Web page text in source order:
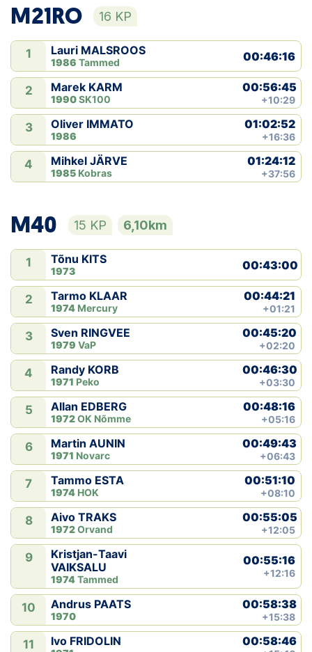
M21RO 16 KP
1 Lauri MALSROOS
1986 Tammed 00:46:16
2 Marek KARM
1990SK100
00:56:45
+10:29
3 Oliver IMMATO
1986
01:02:52
+16:36
4 Mihkel JÄRVE
1985 Kobras
01:24:12
+37:56
M40 15 KP 6,10km
1 Tõnu KITS
1973 00:43:00
2 Tarmo KLAAR
1974 Mercury
00:44:21
+01:21
3 Sven RINGVEE
1979 VaP
00:45:20
+02:20
4 Randy KORB
1971 Peko
00:46:30
+03:30
5 Allan EDBERG
1972OK Nõmme
00:48:16
+05:16
6 Martin AUNIN
1971 Novarc
00:49:43
+06:43
7 Tammo ESTA
1974 HOK
00:51:10
+08:10
8 Aivo TRAKS
1972Orvand
00:55:05
+12:05
9
Kristjan-Taavi
VAIKSALU
1974Tammed
00:55:16
+12:16
10 Andrus PAATS
1970
00:58:38
+15:38
11 Ivo FRIDOLIN 00:58:46